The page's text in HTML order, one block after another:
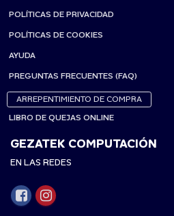
POLÍTICAS DE PRIVACIDAD
POLÍTICAS DE COOKIES
AYUDA
PREGUNTAS FRECUENTES (FAQ)
ARREPENTIMIENTO DE COMPRA
LIBRO DE QUEJAS ONLINE
GEZATEK COMPUTACIÓN
EN LAS REDES